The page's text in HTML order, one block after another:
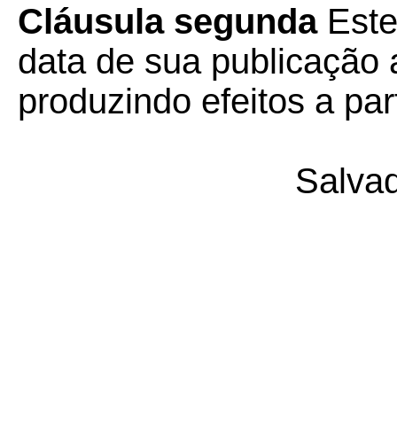
Cláusula segunda
data de sua publicação
produzindo efeitos a